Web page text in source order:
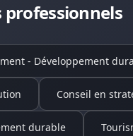
professionnels
- Développement
Conseil en
durable